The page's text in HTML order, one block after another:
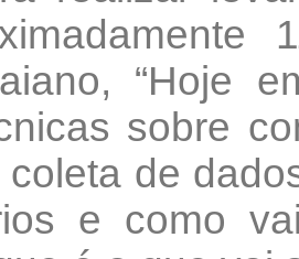
“Hoje
sobre
de
e como